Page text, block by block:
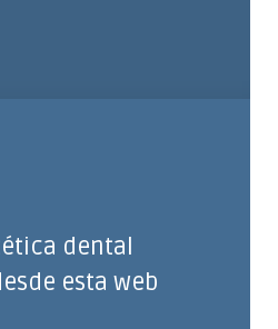
dental
esta web